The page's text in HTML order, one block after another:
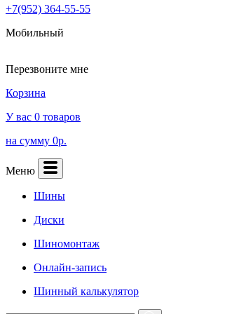
+7(952) 364-55-55
Мобильный
Перезвоните мне
Корзина
У вас 0 товаров
на сумму 0р.
Меню
Шины
Диски
Шиномонтаж
Онлайн-запись
Шинный калькулятор